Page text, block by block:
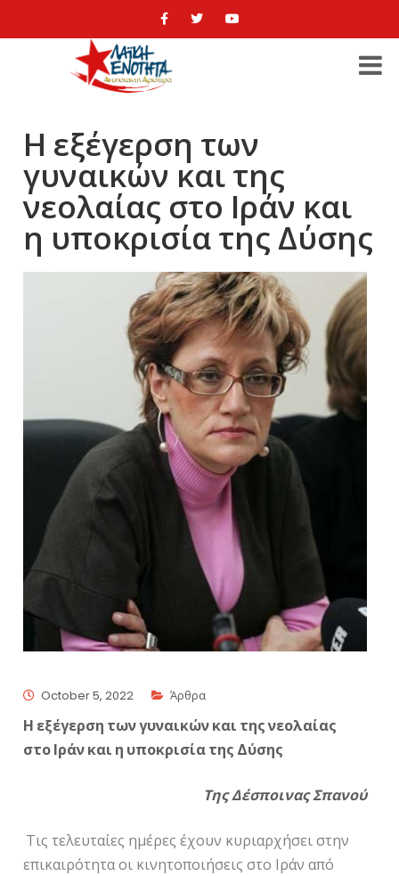
Η εξέγερση των
γυναικών και της
νεολαίας στο Ιράν και
η υποκρισία της Δύσης
October 5, 2022 Άρθρα
Η εξέγερση των γυναικών και της νεολαίας
στο Ιράν και η υποκρισία της Δύσης
Της Δέσποινας Σπανού
Τις τελευταίες ημέρες έχουν κυριαρχήσει στην
επικαιρότητα οι κινητοποιήσεις στο Ιράν από